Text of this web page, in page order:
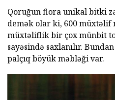
Qoruğun flora unikal bitki
demək olar ki, 600
müxtəliflik bir çox münbit
sayəsində saxlanılır.
palçıq böyük məbləği var.